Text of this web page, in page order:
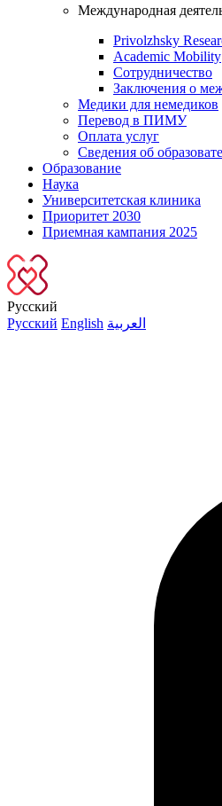
Международная
Privolzhsky
Academic Mobility
Сотрудничество
Заключения о
Медики для немедиков
Перевод в ПИМУ
Оплата услуг
Сведения об
Образование
Наука
Университетская клиника
Приоритет 2030
Приемная кампания 2025
Русский
Русский English العربية